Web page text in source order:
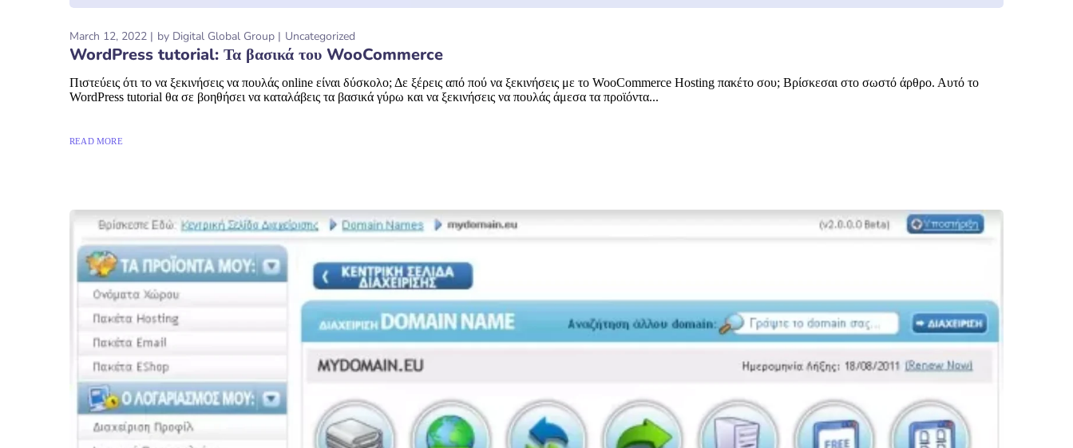
March 12, 2022 by Digital Global Group Uncategorized
WordPress tutorial: Τα βασικά του WooCommerce
Πιστεύεις ότι το να ξεκινήσεις να πουλάς online είναι δύσκολο; Δε ξέρεις από πού να ξεκινήσεις με το WooCommerce Hosting πακέτο σου; Βρίσκεσαι στο σωστό άρθρο. Αυτό το
WordPress tutorial θα σε βοηθήσει να καταλάβεις τα βασικά γύρω και να ξεκινήσεις να πουλάς άμεσα τα προϊόντα...
READ MORE